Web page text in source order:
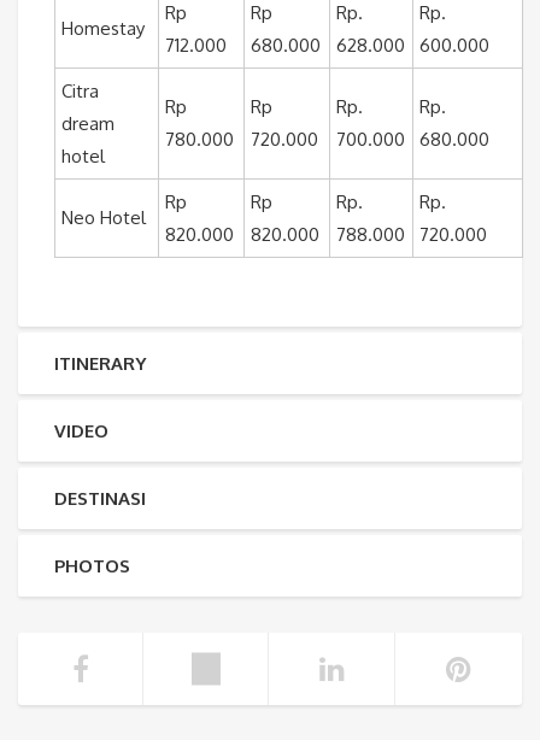
Homestay
Rp
712.000
Rp
680.000
Rp.
628.000
Rp.
600.000
Citra
dream
hotel
Rp
780.000
Rp
720.000
Rp.
700.000
Rp.
680.000
Neo Hotel
Rp
820.000
Rp
820.000
Rp.
788.000
Rp.
720.000
ITINERARY
VIDEO
DESTINASI
PHOTOS